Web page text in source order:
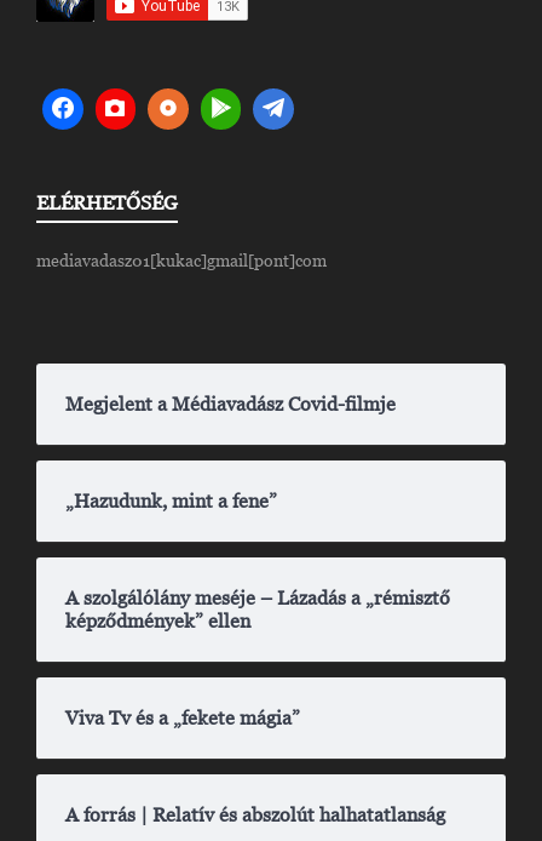
ELÉRHETŐSÉG
mediavadasz01[kukac]gmail[pont]com
Megjelent a Médiavadász Covid-filmje
„Hazudunk, mint a fene”
A szolgálólány meséje – Lázadás a „rémisztő
képződmények” ellen
Viva Tv és a „fekete mágia”
A forrás | Relatív és abszolút halhatatlanság